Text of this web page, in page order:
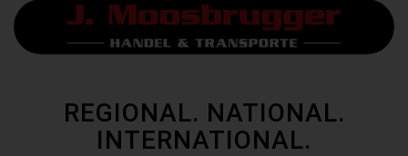
REGIONAL. NATIONAL.
INTERNATIONAL.